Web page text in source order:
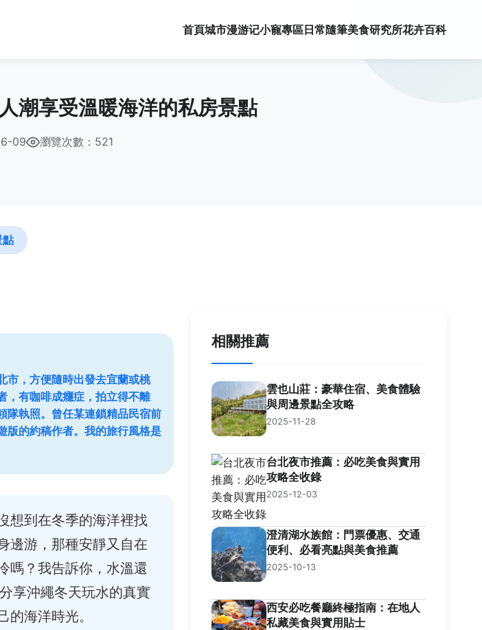
首頁城市漫游记小寵專區日常隨筆美食研究所花卉百科
潮享受溫暖海洋的私房景點
09 瀏覽次數：521
點
市，方便隨時出發去宜蘭或桃
，有咖啡成癮症，拍立得不離
隊執照。曾任某連鎖精品民宿前
版的約稿作者。我的旅行風格是
想到在冬季的海洋裡找
邊游，那種安靜又自在
嗎？我告訴你，水溫還
享沖繩冬天玩水的真實
海洋時光。
相關推薦
雲也山莊：豪華住宿、美食體驗
與周邊景點全攻略
2025-11-28
台北夜市推薦：必吃美食與實用
攻略全收錄
2025-12-03
澄清湖水族館：門票優惠、交通
便利、必看亮點與美食推薦
2025-10-13
西安必吃餐廳終極指南：在地人
私藏美食與實用貼士